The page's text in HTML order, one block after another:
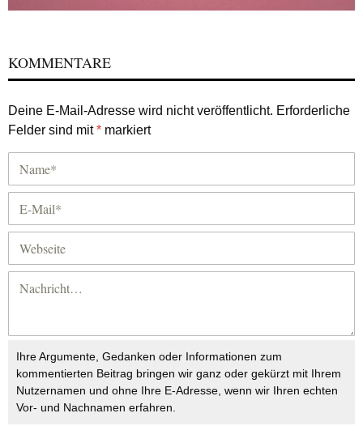
KOMMENTARE
Deine E-Mail-Adresse wird nicht veröffentlicht. Erforderliche
Felder sind mit* markiert
Ihre Argumente, Gedanken oder Informationen zum
kommentierten Beitrag bringen wir ganz oder gekürzt mit Ihrem
Nutzernamen und ohne Ihre E-Adresse, wenn wir Ihren echten
Vor- und Nachnamen erfahren.